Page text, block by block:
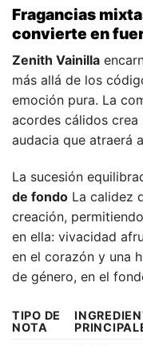
Fragancias
convierte en
Zenith Vainilla
más allá de los
emoción pura. La
acordes cálidos
audacia que atraerá
La sucesión
de fondo La calidez
creación,
en ella: vivacidad
en el corazón y una
de género, en el
TIPO DE
NOTA